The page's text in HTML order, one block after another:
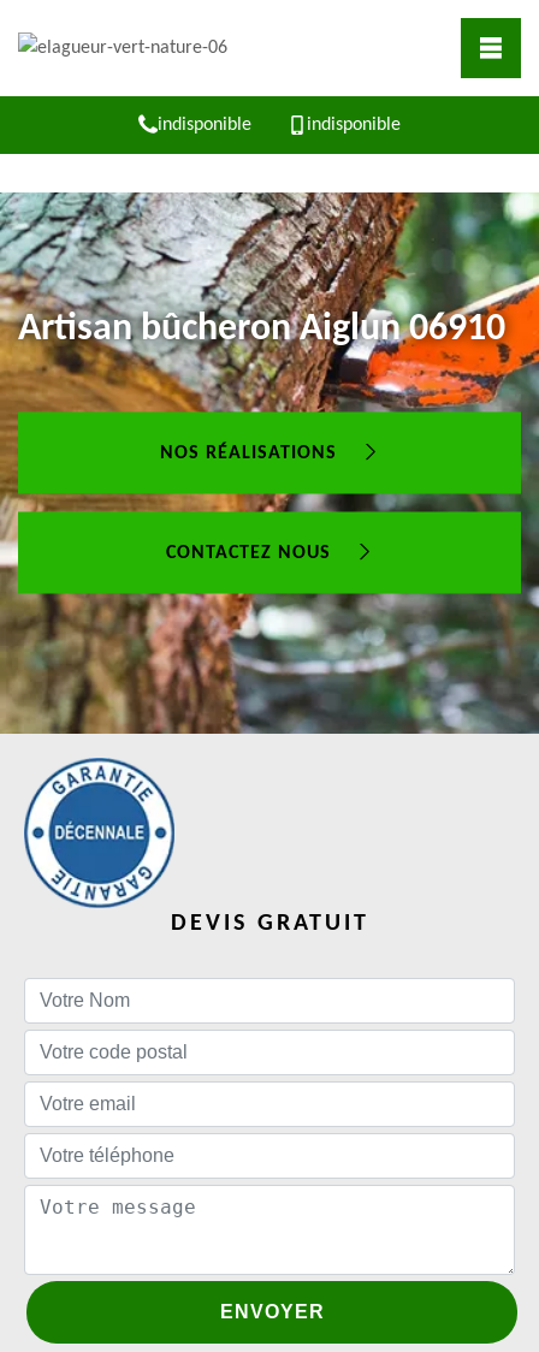
indisponible indisponible
Artisan bûcheron Aiglun 06910
NOS RÉALISATIONS
CONTACTEZ NOUS
DEVIS GRATUIT